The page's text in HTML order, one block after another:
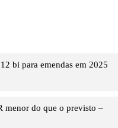
bi para emendas em 2025
menor do que o previsto –